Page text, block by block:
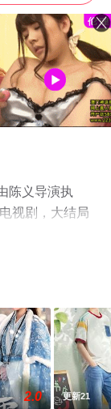
陈义导演执
视剧，大结局
未删减完整版
2.0 更新21